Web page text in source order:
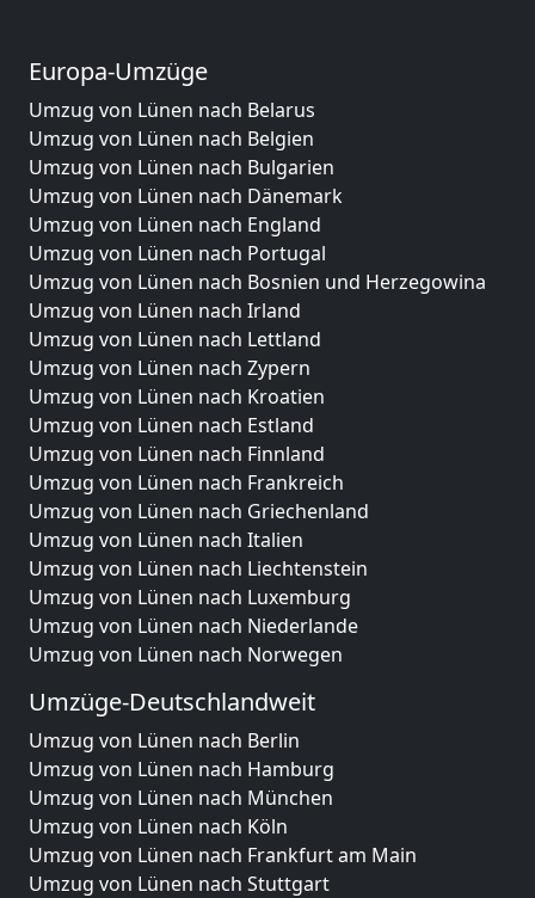
Europa-Umzüge
Umzug von Lünen nach Belarus
Umzug von Lünen nach Belgien
Umzug von Lünen nach Bulgarien
Umzug von Lünen nach Dänemark
Umzug von Lünen nach England
Umzug von Lünen nach Portugal
Umzug von Lünen nach Bosnien und Herzegowina
Umzug von Lünen nach Irland
Umzug von Lünen nach Lettland
Umzug von Lünen nach Zypern
Umzug von Lünen nach Kroatien
Umzug von Lünen nach Estland
Umzug von Lünen nach Finnland
Umzug von Lünen nach Frankreich
Umzug von Lünen nach Griechenland
Umzug von Lünen nach Italien
Umzug von Lünen nach Liechtenstein
Umzug von Lünen nach Luxemburg
Umzug von Lünen nach Niederlande
Umzug von Lünen nach Norwegen
Umzüge-Deutschlandweit
Umzug von Lünen nach Berlin
Umzug von Lünen nach Hamburg
Umzug von Lünen nach München
Umzug von Lünen nach Köln
Umzug von Lünen nach Frankfurt am Main
Umzug von Lünen nach Stuttgart